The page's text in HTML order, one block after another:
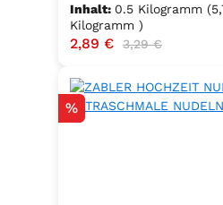
Inhalt: 0.5 Kilogramm
Kilogramm )
Verkaufspreis:
2,89 € Regulärer Preis:
3,29 €
Rabatt
%